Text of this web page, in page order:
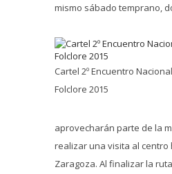
mismo sábado temprano,
Cartel 2º Encuentro
Folclore 2015
aprovecharán parte de la
realizar una visita al centro
Zaragoza. Al finalizar la